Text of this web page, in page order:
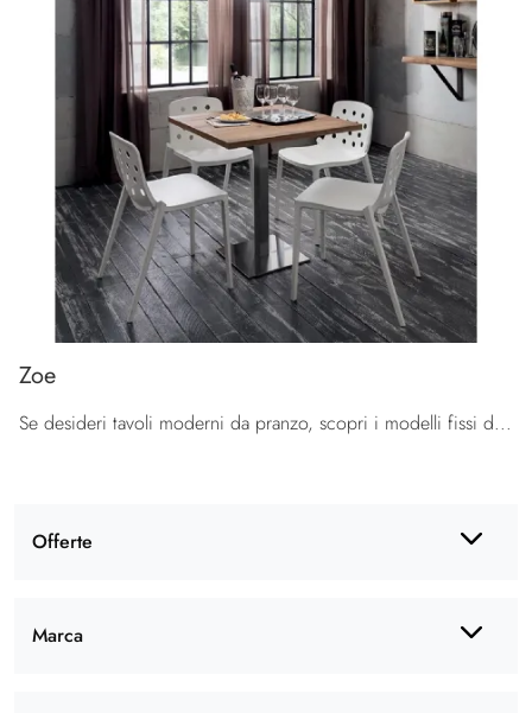
Offerte
Marca
Zoe
Se desideri tavoli moderni da pranzo, scopri i modelli fissi di La Primavera: clicca e scopri il modello Zoe in HPL.